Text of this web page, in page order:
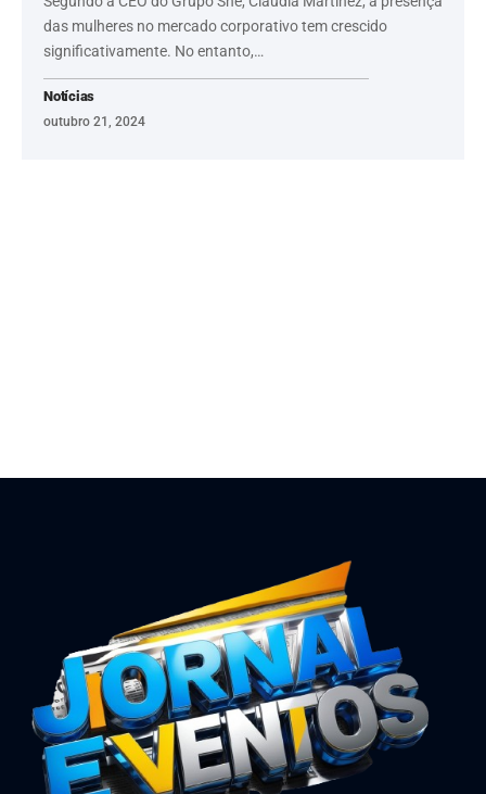
das mulheres no mercado corporativo tem crescido
significativamente. No entanto,…
Notícias
outubro 21, 2024